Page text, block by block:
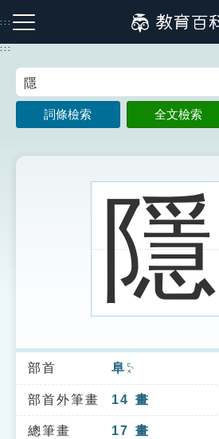
到
主
:::
注音索引圖示 筆畫索引圖示
索引選單
知識索引
單字索引
:::
詞條檢索 全文檢索
隱
部首 阜 ㄈㄨˋ
部首外筆畫 14 畫
總筆畫 17 畫